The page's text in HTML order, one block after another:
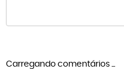
Carregando comentários ...